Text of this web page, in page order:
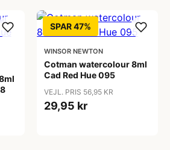
SPAR 47%
WINSOR NEWTON
Cotman watercolour 8ml
Cad Red Hue 095
VEJL. PRIS 56,95 KR
29,95 kr